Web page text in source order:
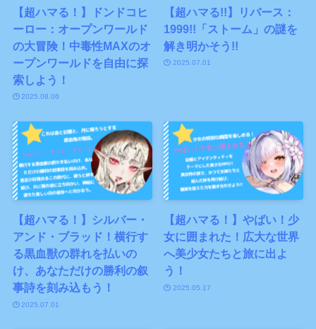
【超ハマる！】ドンドコヒ
ーロー：オープンワールド
の大冒険！中毒性MAXのオ
ープンワールドを自由に探
索しよう！
2025.08.06
【超ハマる!!】リバース：
1999!!「ストーム」の謎を
解き明かそう!!
2025.07.01
【超ハマる！】シルバー・
アンド・ブラッド！横行す
る黒血獣の群れを払いの
け、あなただけの勝利の叙
事詩を刻み込もう！
2025.07.01
【超ハマる！】やばい！少
女に囲まれた！広大な世界
へ美少女たちと旅に出よ
う！
2025.05.17